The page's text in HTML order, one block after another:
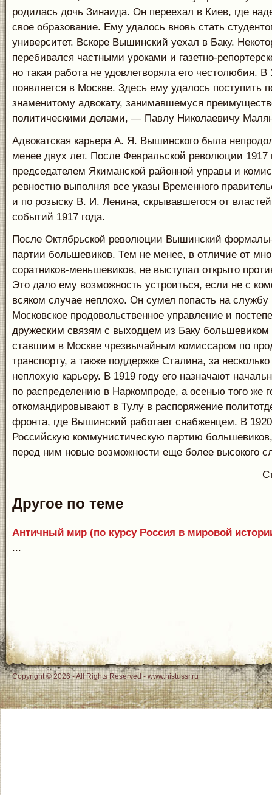
родилась дочь Зинаида. Он переехал в Киев, где
свое образование. Ему удалось вновь стать
университет. Вскоре Вышинский уехал в Баку.
перебивался частными уроками и газетно-
но такая работа не удовлетворяла его честолюбия. В
появляется в Москве. Здесь ему удалось поступить
знаменитому адвокату, занимавшемуся
политическими делами, — Павлу Николаевичу
Адвокатская карьера А. Я. Вышинского была
менее двух лет. После Февральской революции 1917
председателем Якиманской районной управы и
ревностно выполняя все указы Временного
и по розыску В. И. Ленина, скрывавшегося от
событий 1917 года.
После Октябрьской революции Вышинский
партии большевиков. Тем не менее, в отличие от
соратников-меньшевиков, не выступал открыто
Это дало ему возможность устроиться, если не с
всяком случае неплохо. Он сумел попасть на службу
Московское продовольственное управление и
дружеским связям с выходцем из Баку
ставшим в Москве чрезвычайным комиссаром по
транспорту, а также поддержке Сталина, за
неплохую карьеру. В 1919 году его назначают
по распределению в Наркомпроде, а осенью того же
откомандировывают в Тулу в распоряжение
фронта, где Вышинский работает снабженцем. В 1920
Российскую коммунистическую партию
перед ним новые возможности еще более высокого
Другое по теме
Античный мир (по курсу Россия в мировой
...
Copyright © 2026 - All Rights Reserved - www.histussr.ru